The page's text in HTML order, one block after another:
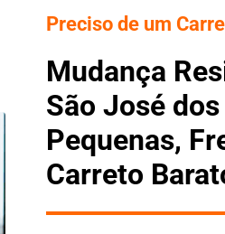
Preciso de um
Mudança
São José
Pequenas,
Carreto